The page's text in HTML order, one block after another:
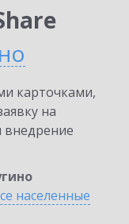
карточками,
на
внедрение
населенные